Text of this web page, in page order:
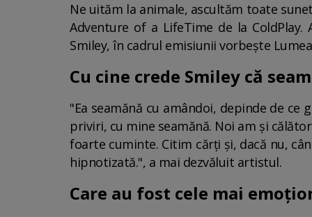
Ne uităm la animale, ascultăm toate
Adventure of a LifeTime de la ColdPlay.
Smiley, în cadrul emisiunii vorbește
Cu cine crede Smiley că
"Ea seamănă cu amândoi, depinde de ce
priviri, cu mine seamănă. Noi am și
foarte cuminte. Citim cărți și, dacă nu,
hipnotizată.", a mai dezvăluit artistul.
Care au fost cele mai